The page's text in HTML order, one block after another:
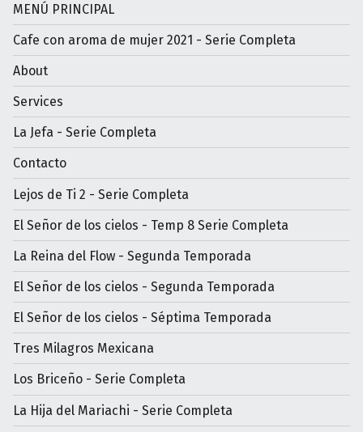
MENÚ PRINCIPAL
Cafe con aroma de mujer 2021 - Serie Completa
About
Services
La Jefa - Serie Completa
Contacto
Lejos de Ti 2 - Serie Completa
El Señor de los cielos - Temp 8 Serie Completa
La Reina del Flow - Segunda Temporada
El Señor de los cielos - Segunda Temporada
El Señor de los cielos - Séptima Temporada
Tres Milagros Mexicana
Los Briceño - Serie Completa
La Hija del Mariachi - Serie Completa